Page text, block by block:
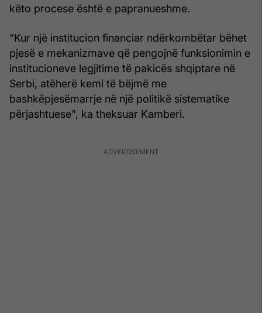
këto procese është e papranueshme.
“Kur një institucion financiar ndërkombëtar bëhet
pjesë e mekanizmave që pengojnë funksionimin e
institucioneve legjitime të pakicës shqiptare në
Serbi, atëherë kemi të bëjmë me
bashkëpjesëmarrje në një politikë sistematike
përjashtuese", ka theksuar Kamberi.